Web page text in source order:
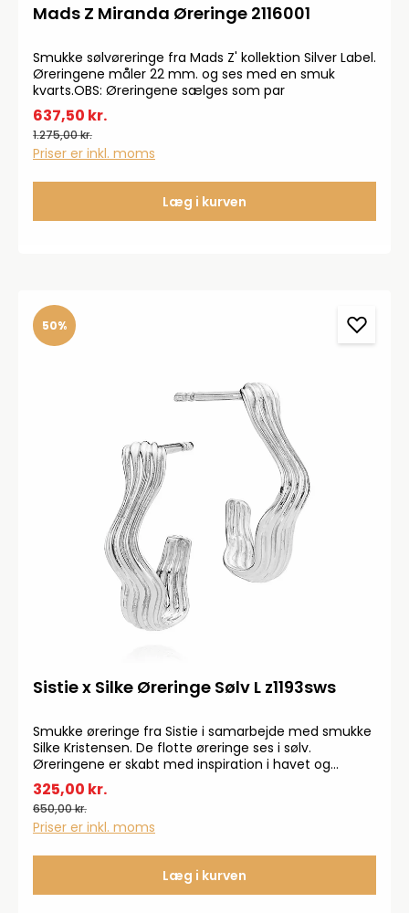
Mads Z Miranda Øreringe 2116001
Smukke sølvøreringe fra Mads Z' kollektion Silver Label.
Øreringene måler 22 mm. og ses med en smuk
kvarts.OBS: Øreringene sælges som par
637,50 kr.
1.275,00 kr.
Priser er inkl. moms
Læg i kurven
50%
Sistie x Silke Øreringe Sølv L z1193sws
Smukke øreringe fra Sistie i samarbejde med smukke
Silke Kristensen. De flotte øreringe ses i sølv.
Øreringene er skabt med inspiration i havet og
naturen omkring.
325,00 kr.
650,00 kr.
Priser er inkl. moms
Læg i kurven